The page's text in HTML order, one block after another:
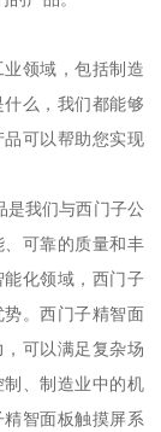
领域，包括制造
么，我们都能够
可以帮助您实现
我们与西门子公
可靠的质量和丰
化领域，西门子
。西门子精智面
可以满足复杂场
、制造业中的机
智面板触摸屏系